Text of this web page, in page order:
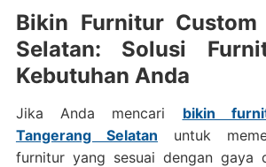
Bikin Furnitur Custom
Selatan: Solusi
Kebutuhan Anda
Jika Anda mencari bikin
Tangerang Selatan untuk
furnitur yang sesuai dengan gaya